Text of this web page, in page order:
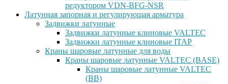
редуктором VDN-BFG-NSR
Латунная запорная и регулирующая арматура
Задвижки латунные
Задвижки латунные клиновые VALTEC
Задвижки латунные клиновые ITAP
Краны шаровые латунные для воды
Краны шаровые латунные VALTEC (BASE)
Краны шаровые латунные VALTEC
(ВВ)